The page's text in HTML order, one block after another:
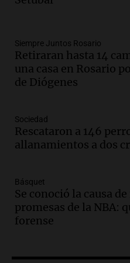
Audio.
bonarda para
en Mendoza
Panorama Federal
Audio.
en la Sociedad
actividades para
Audio.
edificios y una
jóvenes de la
Panorama Federal
Audio.
Siempre Juntos Rosario
Retiraran hasta 14
una casa en Rosario
de Diógenes
Sociedad
Rescataron a 146
allanamientos a dos
Básquet
Se conoció la causa
promesas de la NBA:
forense